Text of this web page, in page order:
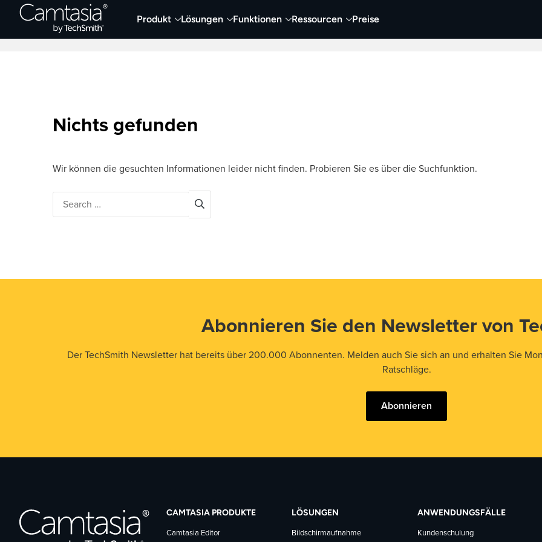
Direkt
Produkt Lösungen Funktionen Ressourcen Preise
Neueste Artikel Screen Capture und Aufnehmen Video Visueller Content
Nichts gefunden
Wir können die gesuchten Informationen leider nicht finden. Probieren Sie es über die Suchfunktion.
Abonnieren Sie den Newsletter von
Der TechSmith Newsletter hat bereits über 200.000 Abonnenten. Melden auch Sie sich an und erhalten Sie
Ratschläge.
Abonnieren
CAMTASIA PRODUKTE
Camtasia Editor
LÖSUNGEN
Bildschirmaufnahme
ANWENDUNGSFÄLLE
Kundenschulung